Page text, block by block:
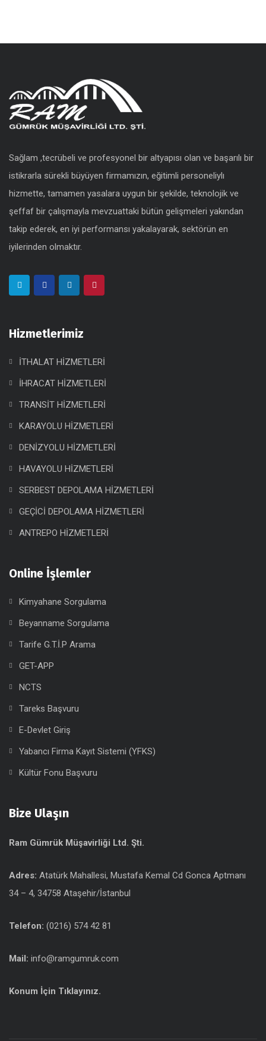
Sağlam ,tecrübeli ve profesyonel bir altyapısı olan ve başarılı bir
istikrarla sürekli büyüyen firmamızın, eğitimli personeliylı
hizmette, tamamen yasalara uygun bir şekilde, teknolojik ve
şeffaf bir çalışmayla mevzuattaki bütün gelişmeleri yakından
takip ederek, en iyi performansı yakalayarak, sektörün en
iyilerinden olmaktır.
Hizmetlerimiz
İTHALAT HİZMETLERİ
İHRACAT HİZMETLERİ
TRANSİT HİZMETLERİ
KARAYOLU HİZMETLERİ
DENİZYOLU HİZMETLERİ
HAVAYOLU HİZMETLERİ
SERBEST DEPOLAMA HİZMETLERİ
GEÇİCİ DEPOLAMA HİZMETLERİ
ANTREPO HİZMETLERİ
Online İşlemler
Kimyahane Sorgulama
Beyanname Sorgulama
Tarife G.T.İ.P Arama
GET-APP
NCTS
Tareks Başvuru
E-Devlet Giriş
Yabancı Firma Kayıt Sistemi (YFKS)
Kültür Fonu Başvuru
Bize Ulaşın
Ram Gümrük Müşavirliği Ltd. Şti.
Adres: Atatürk Mahallesi, Mustafa Kemal Cd Gonca Aptmanı
34 – 4, 34758 Ataşehir/İstanbul
Telefon: (0216) 574 42 81
Mail: info@ramgumruk.com
Konum İçin Tıklayınız.